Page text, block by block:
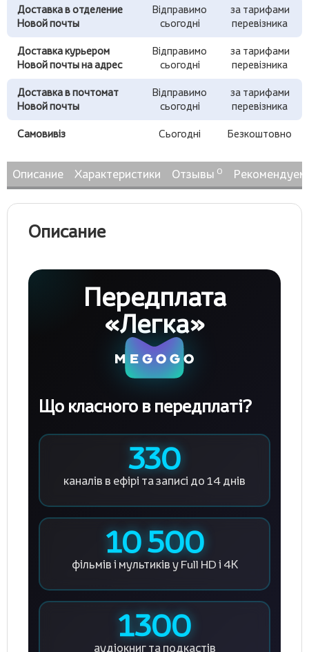
Доставка в отделение
Новой почты
Відправимо
сьогодні
за тарифами
перевізника
Доставка курьером
Новой почты на адрес
Відправимо
сьогодні
за тарифами
перевізника
Доставка в почтомат
Новой почты
Відправимо
сьогодні
за тарифами
перевізника
Самовивіз Сьогодні Безкоштовно
Описание Характеристики Отзывы 0
Описание
Передплата
«Легка»
Що класного в передплаті?
330
каналів в ефірі та записі до 14 днів
10 500
фільмів і мультиківу Full HD і 4К
1300
аудіокниг та подкастів